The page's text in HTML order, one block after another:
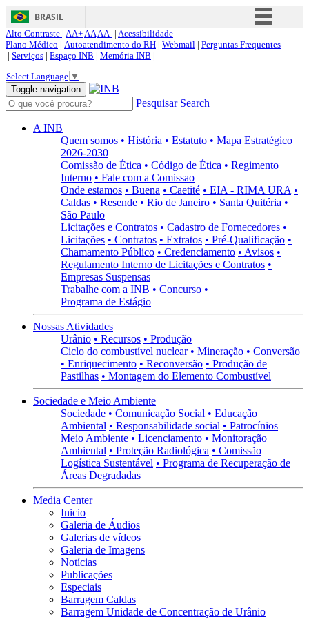
BRASIL
Simplifique!
Acesso à informação
Canais
Alto Contraste | AA+AAAA- | Acessibilidade
Plano Médico | Autoatendimento do RH | Webmail | Perguntas Frequentes
| Serviços | Espaço INB | Memória INB |
Select Language ▼
Toggle navigation
Pesquisar Search
A INB
Quem somos • História • Estatuto • Mapa Estratégico
2026-2030
Comissão de Ética • Código de Ética • Regimento
Interno • Fale com a Comissao
Onde estamos • Buena • Caetité • EIA - RIMA URA •
Caldas • Resende • Rio de Janeiro • Santa Quitéria •
São Paulo
Licitações e Contratos • Cadastro de Fornecedores •
Licitações • Contratos • Extratos • Pré-Qualificação •
Chamamento Público • Credenciamento • Avisos •
Regulamento Interno de Licitações e Contratos •
Empresas Suspensas
Trabalhe com a INB • Concurso •
Programa de Estágio
Nossas Atividades
Urânio • Recursos • Produção
Ciclo do combustível nuclear • Mineração • Conversão
• Enriquecimento • Reconversão • Produção de
Pastilhas • Montagem do Elemento Combustível
Sociedade e Meio Ambiente
Sociedade • Comunicação Social • Educação
Ambiental • Responsabilidade social • Patrocínios
Meio Ambiente • Licenciamento • Monitoração
Ambiental • Proteção Radiológica • Comissão
Logística Sustentável • Programa de Recuperação de
Áreas Degradadas
Media Center
Inicio
Galeria de Áudios
Galerias de vídeos
Galeria de Imagens
Notícias
Publicações
Especiais
Barragem Caldas
Barragem Unidade de Concentração de Urânio